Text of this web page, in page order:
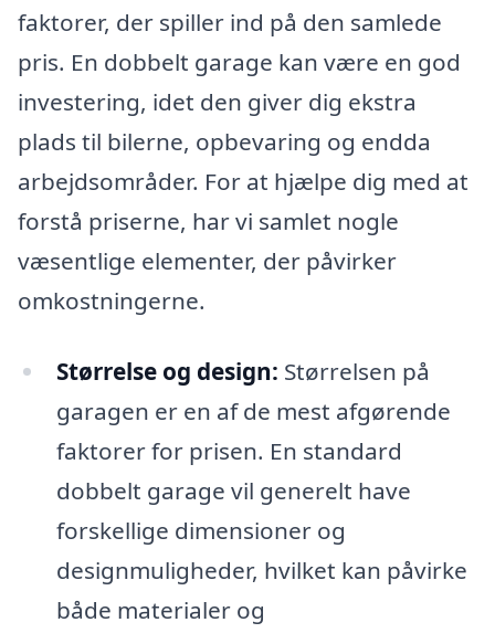
faktorer, der spiller ind på den samlede
pris. En dobbelt garage kan være en god
investering, idet den giver dig ekstra
plads til bilerne, opbevaring og endda
arbejdsområder. For at hjælpe dig med at
forstå priserne, har vi samlet nogle
væsentlige elementer, der påvirker
omkostningerne.
Størrelse og design: Størrelsen på
garagen er en af de mest afgørende
faktorer for prisen. En standard
dobbelt garage vil generelt have
forskellige dimensioner og
designmuligheder, hvilket kan påvirke
både materialer og